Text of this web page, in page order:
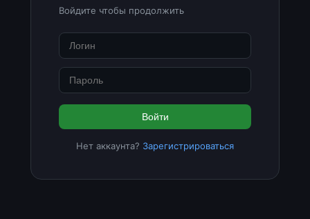
Войдите чтобы продолжить
Войти
Нет аккаунта? Зарегистрироваться